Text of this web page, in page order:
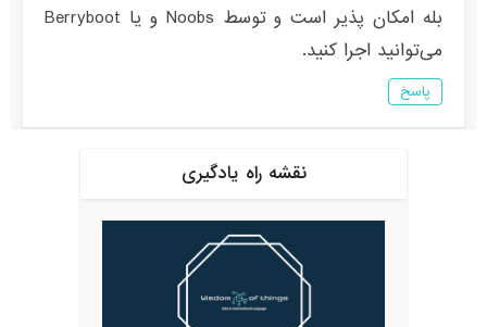
بله امکان پذیر است و توسط Noobs و یا Berryboot
می‌توانید اجرا کنید.
پاسخ
نقشه راه یادگیری